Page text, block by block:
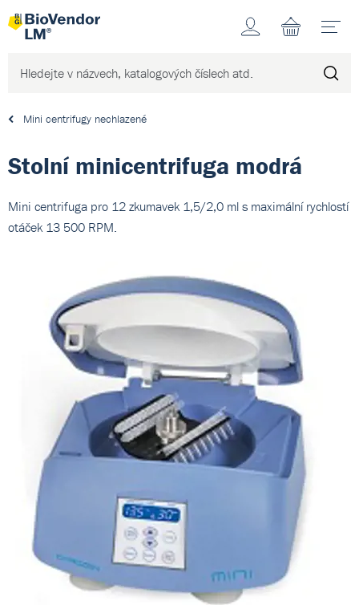
Účet
Mini centrifugy nechlazené
Stolní minicentrifuga modrá
Mini centrifuga pro 12 zkumavek 1,5/2,0 ml s maximální rychlostí
otáček 13 500 RPM.